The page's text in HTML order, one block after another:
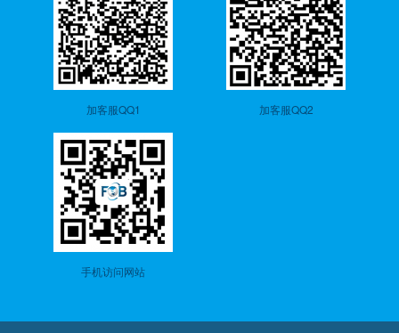
加客服QQ1 加客服QQ2
手机访问网站